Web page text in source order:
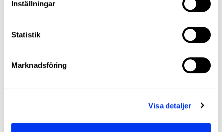
Inställningar
Statistik
Marknadsföring
Visa detaljer
−45%